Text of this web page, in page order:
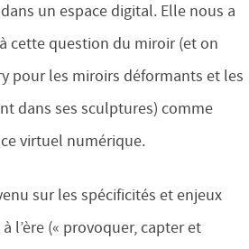
un espace digital. Elle nous a
cette question du miroir (et on
pour les miroirs déformants et les
dans ses sculptures) comme
virtuel numérique.
sur les spécificités et enjeux
l’ère (« provoquer, capter et